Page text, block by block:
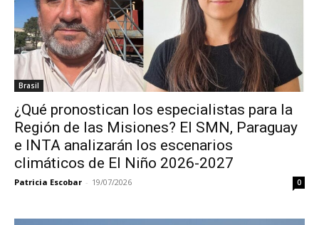
Brasil
¿Qué pronostican los especialistas para la
Región de las Misiones? El SMN, Paraguay
e INTA analizarán los escenarios
climáticos de El Niño 2026-2027
Patricia Escobar - 19/07/2026 0